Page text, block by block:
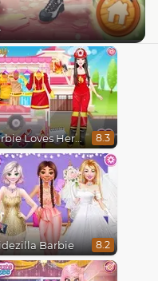
Barbie Loves Her Job 8.3
Barbie 8.2